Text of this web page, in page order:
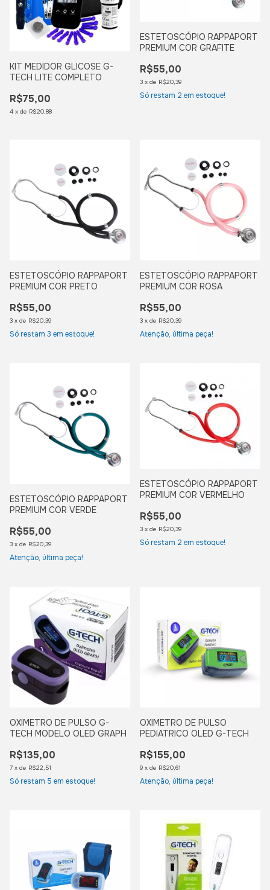
KIT MEDIDOR GLICOSE G-
TECH LITE COMPLETO
R$75,00
4 x de R$20,88
ESTETOSCÓPIO RAPPAPORT
PREMIUM COR GRAFITE
R$55,00
3 x de R$20,39
Só restam 2 em estoque!
ESTETOSCÓPIO RAPPAPORT
PREMIUM COR PRETO
R$55,00
3 x de R$20,39
Só restam 3 em estoque!
ESTETOSCÓPIO RAPPAPORT
PREMIUM COR ROSA
R$55,00
3 x de R$20,39
Atenção, última peça!
ESTETOSCÓPIO RAPPAPORT
PREMIUM COR VERDE
R$55,00
3 x de R$20,39
Atenção, última peça!
ESTETOSCÓPIO RAPPAPORT
PREMIUM COR VERMELHO
R$55,00
3 x de R$20,39
Só restam 2 em estoque!
OXIMETRO DE PULSO G-
TECH MODELO OLED GRAPH
R$135,00
7 x de R$22,51
Só restam 5 em estoque!
OXIMETRO DE PULSO
PEDIATRICO OLED G-TECH
R$155,00
9 x de R$20,61
Atenção, última peça!